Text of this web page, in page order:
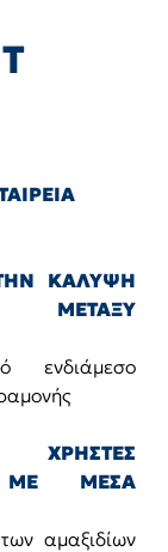
ΚΑΛΥΨΗ
ΜΕΤΑΞΥ
ενδιάμεσο
ΧΡΗΣΤΕΣ
ΜΕ ΜΕΣΑ
αμαξιδίων